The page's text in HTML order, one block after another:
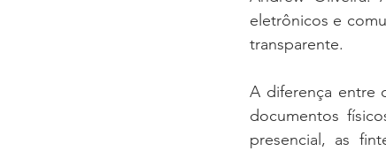
eletrônicos e
transparente.
A diferença entre
documentos
presencial, as